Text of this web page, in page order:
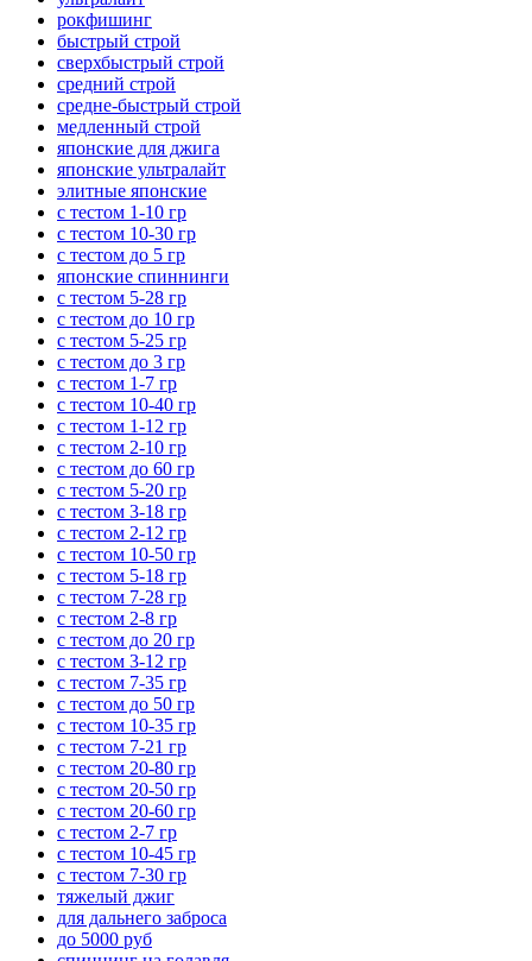
рокфишинг
быстрый строй
сверхбыстрый строй
средний строй
средне-быстрый строй
медленный строй
японские для джига
японские ультралайт
элитные японские
с тестом 1-10 гр
с тестом 10-30 гр
с тестом до 5 гр
японские спиннинги
с тестом 5-28 гр
с тестом до 10 гр
с тестом 5-25 гр
с тестом до 3 гр
с тестом 1-7 гр
с тестом 10-40 гр
с тестом 1-12 гр
с тестом 2-10 гр
с тестом до 60 гр
с тестом 5-20 гр
с тестом 3-18 гр
с тестом 2-12 гр
с тестом 10-50 гр
с тестом 5-18 гр
с тестом 7-28 гр
с тестом 2-8 гр
с тестом до 20 гр
с тестом 3-12 гр
с тестом 7-35 гр
с тестом до 50 гр
с тестом 10-35 гр
с тестом 7-21 гр
с тестом 20-80 гр
с тестом 20-50 гр
с тестом 20-60 гр
с тестом 2-7 гр
с тестом 10-45 гр
с тестом 7-30 гр
тяжелый джиг
для дальнего заброса
до 5000 руб